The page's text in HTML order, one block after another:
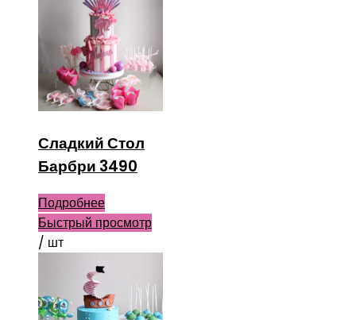
Сладкий Стол
Барбри 3490
Подробнее
Быстрый просмотр
/ шт